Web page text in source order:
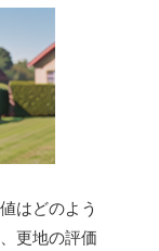
はどのよう
更地の評価